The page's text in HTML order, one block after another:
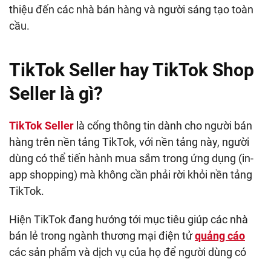
thiệu đến các nhà bán hàng và người sáng tạo toàn
cầu.
TikTok Seller hay TikTok Shop
Seller là gì?
TikTok Seller là cổng thông tin dành cho người bán
hàng trên nền tảng TikTok, với nền tảng này, người
dùng có thể tiến hành mua sắm trong ứng dụng (in-
app shopping) mà không cần phải rời khỏi nền tảng
TikTok.
Hiện TikTok đang hướng tới mục tiêu giúp các nhà
bán lẻ trong ngành thương mại điện tửquảng cáo
các sản phẩm và dịch vụ của họ để người dùng có